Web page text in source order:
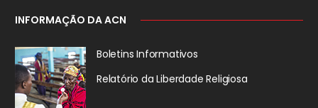
INFORMAÇÃO DA ACN
Boletins Informativos
Relatório da Liberdade Religiosa